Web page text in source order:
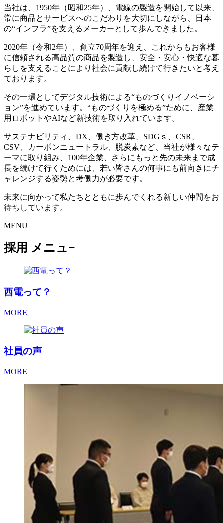
当社は、1950年（昭和25年）、電線の製造を開始して以来、
常に商品とサービスへのこだわりを大切にしながら、日本
の“インフラ”を支えるメーカーとして歩んできました。
2020年（令和2年）、創立70周年を迎え、これからもお客様
に信頼される高品質の商品を製造し、安全・安心・快適な暮
らしを支えることにより社会に貢献し続けて行きたいと考え
ております。
その一環としてデジタル技術による“ものづくりイノベーシ
ョン”を進めています。“ものづくりを極める”ために、産業
用ロボットやAIなど新技術を取り入れています。
サステナビリティ、DX、働き方改革、SDGｓ、CSR、
CSV、カーボンニュートラル、脱炭素など、当社が様々なテ
ーマに取り組み、100年企業、さらにもっと先の未来まで成
長を続けて行くためには、若い皆さんの何事にも前向きにチ
ャレンジする姿勢と考働力が必要です。
未来に向かって私たちとともに歩んでくれる新しい仲間をお
待ちしています。
MENU
採用 メニュ−
西電って？
MORE
社員の声
MORE